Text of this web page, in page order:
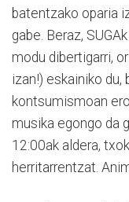
batentzako oparia
gabe. Beraz,
modu dibertigarri,
izan!) eskainiko
kontsumismoan
musika egongo da
12:00ak aldera,
herritarrentzat.